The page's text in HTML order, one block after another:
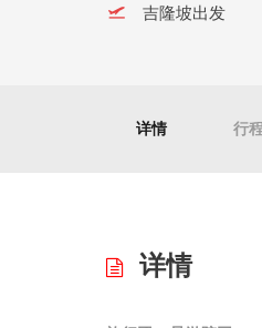
吉隆坡出发
详情 行
详情